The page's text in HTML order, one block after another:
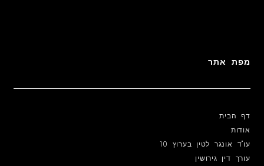
מפת אתר
דף הבית
אודות
עו"ד אונגר לטין בערוץ 10
עורך דין גירושין